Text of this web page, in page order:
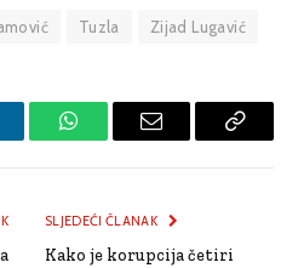
Tuzla Zijad Lugavić
WhatsAppEmail
Copy
SLJEDEĆI ČLANAK
Kako je korupcija četiri